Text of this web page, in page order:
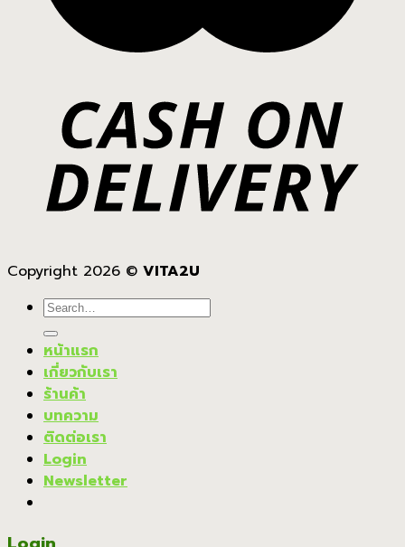
Copyright 2026 © VITA2U
Search
for:
หน้าแรก
เกี่ยวกับเรา
ร้านค้า
บทความ
ติดต่อเรา
Login
Newsletter